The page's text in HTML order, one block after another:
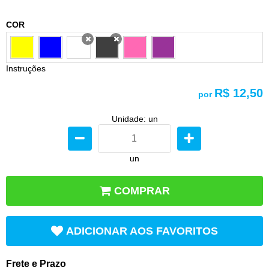
COR
Instruções
por R$ 12,50
Unidade: un
un
COMPRAR
ADICIONAR AOS FAVORITOS
Frete e Prazo